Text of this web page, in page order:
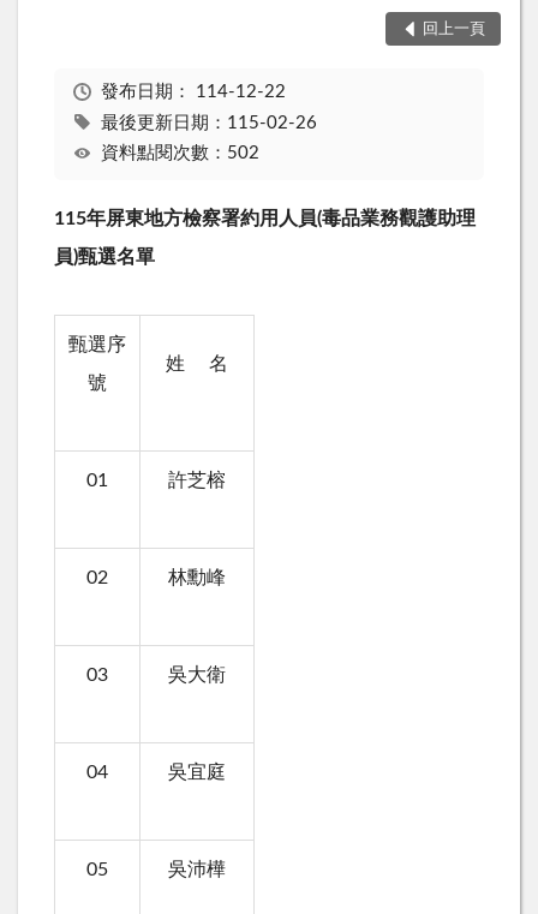
回上一頁
發布日期： 114-12-22
最後更新日期：115-02-26
資料點閱次數：502
115年屏東地方檢察署約用人員(毒品業務觀護助理
員)甄選名單
甄選序
號
姓 名
01 許芝榕
02 林勳峰
03 吳大衛
04 吳宜庭
05 吳沛樺